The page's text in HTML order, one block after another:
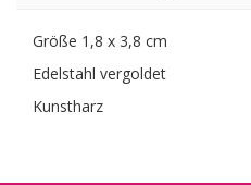
Größe 1,8 x 3,8 cm
Edelstahl vergoldet
Kunstharz